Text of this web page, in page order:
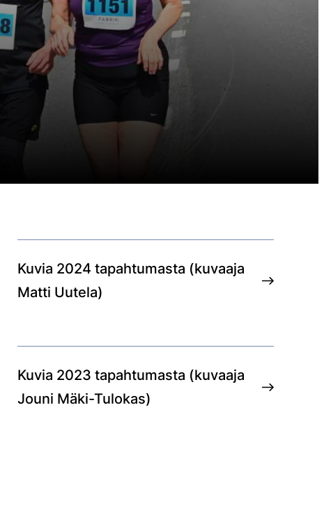
Kuvia 2024 tapahtumasta (kuvaaja
Matti Uutela)
Kuvia 2023 tapahtumasta (kuvaaja
Jouni Mäki-Tulokas)